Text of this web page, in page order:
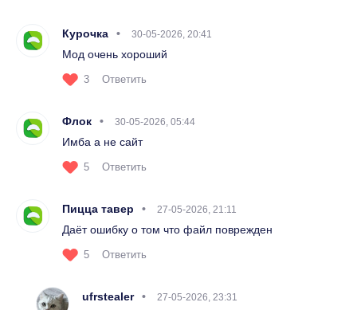
Курочка 30-05-2026, 20:41
Мод очень хороший
3 Ответить
Флок 30-05-2026, 05:44
Имба а не сайт
5 Ответить
Пицца тавер 27-05-2026, 21:11
Даёт ошибку о том что файл поврежден
5 Ответить
ufrstealer 27-05-2026, 23:31